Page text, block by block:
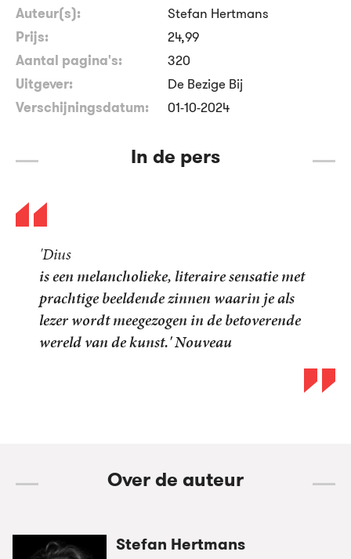
Auteur(s):
Stefan Hertmans
Prijs:
24,99
Aantal pagina's:
320
Uitgever:
De Bezige Bij
Verschijningsdatum:
01-10-2024
In de pers
'Dius
is een melancholieke, literaire sensatie met
prachtige beeldende zinnen waarin je als
lezer wordt meegezogen in de betoverende
wereld van de kunst.' Nouveau
Over de auteur
Stefan Hertmans